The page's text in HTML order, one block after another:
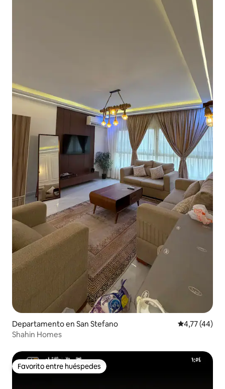
Departamento en San Stefano Calificación
4,77 (44)
Shahin Homes
Favorito entre huéspedes
Favorito entre huéspedes